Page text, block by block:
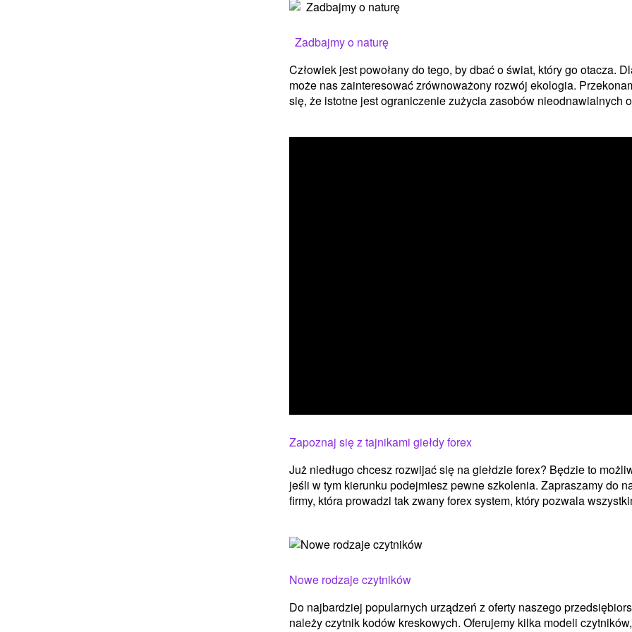
Zadbajmy o naturę
Człowiek jest powołany do tego, by dbać o świat, który go otacza.
może nas zainteresować zrównoważony rozwój ekologia.
się, że istotne jest ograniczenie zużycia zasobów nieodnawialnych
Zapoznaj się z tajnikami giełdy forex
Już niedługo chcesz rozwijać się na giełdzie forex? Będzie to
jeśli w tym kierunku podejmiesz pewne szkolenia. Zapraszamy do
firmy, która prowadzi tak zwany forex system, który pozwala
Nowe rodzaje czytników
Do najbardziej popularnych urządzeń z oferty naszego
należy czytnik kodów kreskowych. Oferujemy kilka modeli czytników,